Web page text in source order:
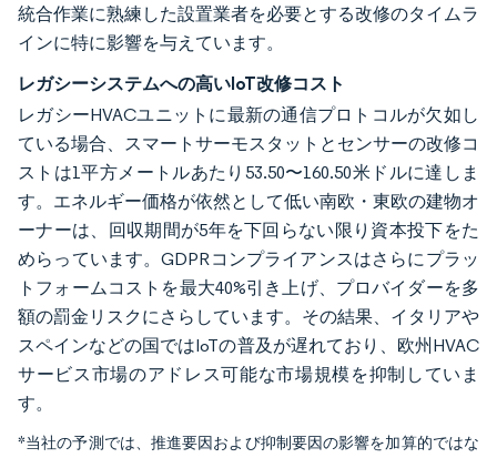
統合作業に熟練した設置業者を必要とする改修のタイムラ
インに特に影響を与えています。
レガシーシステムへの高いIoT改修コスト
レガシーHVACユニットに最新の通信プロトコルが欠如し
ている場合、スマートサーモスタットとセンサーの改修コ
ストは1平方メートルあたり53.50〜160.50米ドルに達しま
す。エネルギー価格が依然として低い南欧・東欧の建物オ
ーナーは、回収期間が5年を下回らない限り資本投下をた
めらっています。GDPRコンプライアンスはさらにプラッ
トフォームコストを最大40%引き上げ、プロバイダーを多
額の罰金リスクにさらしています。その結果、イタリアや
スペインなどの国ではIoTの普及が遅れており、欧州HVAC
サービス市場のアドレス可能な市場規模を抑制していま
す。
*当社の予測では、推進要因および抑制要因の影響を加算的ではな